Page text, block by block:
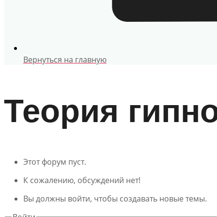
Вернуться на главную
Теория
Этот форум пуст.
К сожалению, обсуждений нет!
Вы должны войти, чтобы создавать новые темы.